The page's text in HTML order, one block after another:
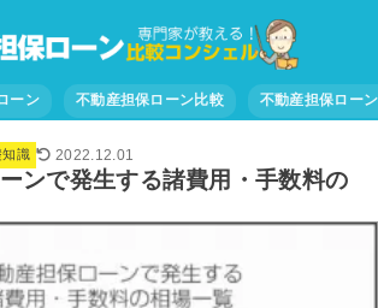
ーン 不動産担保ローン比較 不動産担保ロー
知識 2022.12.01
ンで発生する諸費用・手数料の